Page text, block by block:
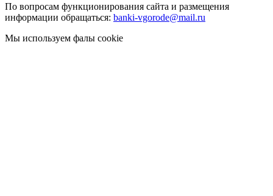
По вопросам функционирования сайта и размещения
информации обращаться: banki-vgorode@mail.ru
Мы используем фалы cookie